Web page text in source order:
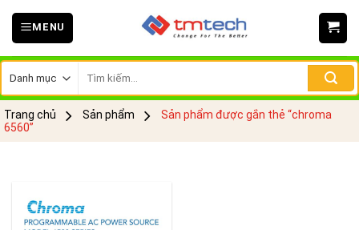
Skip
MENU
kiếm:
Trang chủ Sản phẩm
Sản phẩm được gắn thẻ “chroma
6560”